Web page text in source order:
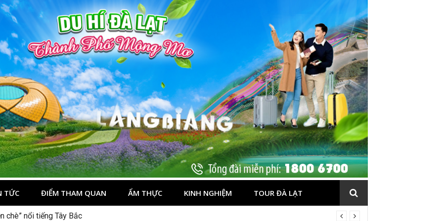
TỨC ĐIỂM THAM QUAN ẨM THỰC KINH NGHIỆM TOUR ĐÀ LẠT
2/9 ở Đà Lạt nên ghé